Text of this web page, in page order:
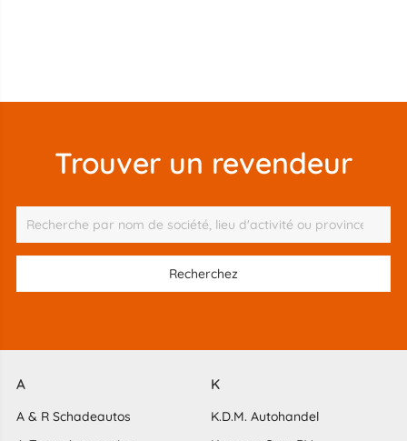
Trouver un revendeur
A
A & R Schadeautos
K
K.D.M. Autohandel